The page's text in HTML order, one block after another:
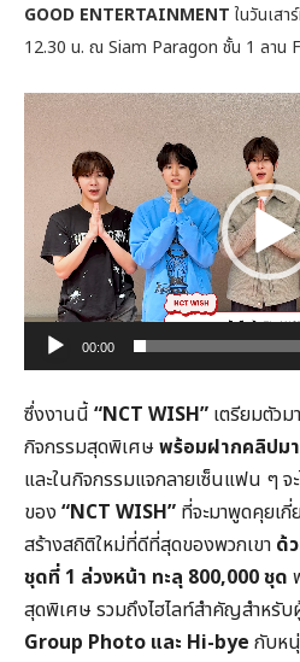
GOOD ENTERTAINMENT ในวันเส
12.30 น. ณ Siam Paragon ชั้น 1 ลาน
Video
Player
00:00
ซึ่งงานนี้ “NCT WISH” เตรียมตัวม
กิจกรรมสุดพิเศษพร้อมฝากคลิปม
และในกิจกรรมแจกลายเซ็นแฟน ๆ จ
ของ “NCT WISH” ที่จะมาพูดคุยเ
สร้างสถิติใหม่ที่ดีที่สุดของพวกเขา ด้
ชุดที่ 1 ล่วงหน้า ทะลุ 800,000 ชุด
สุดพิเศษ รวมถึงไฮไลท์สำคัญสำหรั
Group Photo และ Hi-bye กับห